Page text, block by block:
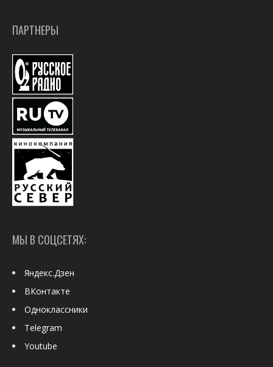
ПАРТНЕРЫ
МЫ В СОЦСЕТЯХ:
Яндекс.Дзен
ВКонтакте
Одноклассники
Telegram
Youtube